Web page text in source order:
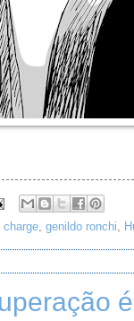
charge, genildo ronchi,